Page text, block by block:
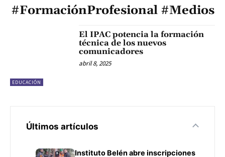
#FormaciónProfesional #Medios
EDUCACIÓN
El IPAC potencia la formación
técnica de los nuevos
comunicadores
abril 8, 2025
Últimos artículos
Instituto Belén abre inscripciones